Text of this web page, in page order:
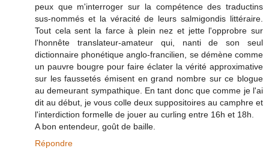
peux que m'interroger sur la compétence des traductins
sus-nommés et la véracité de leurs salmigondis littéraire.
Tout cela sent la farce à plein nez et jette l'opprobre sur
l'honnête translateur-amateur qui, nanti de son seul
dictionnaire phonétique anglo-francilien, se démène comme
un pauvre bougre pour faire éclater la vérité approximative
sur les faussetés émisent en grand nombre sur ce blogue
au demeurant sympathique. En tant donc que comme je l'ai
dit au début, je vous colle deux suppositoires au camphre et
l'interdiction formelle de jouer au curling entre 16h et 18h.
A bon entendeur, goût de baille.
Répondre